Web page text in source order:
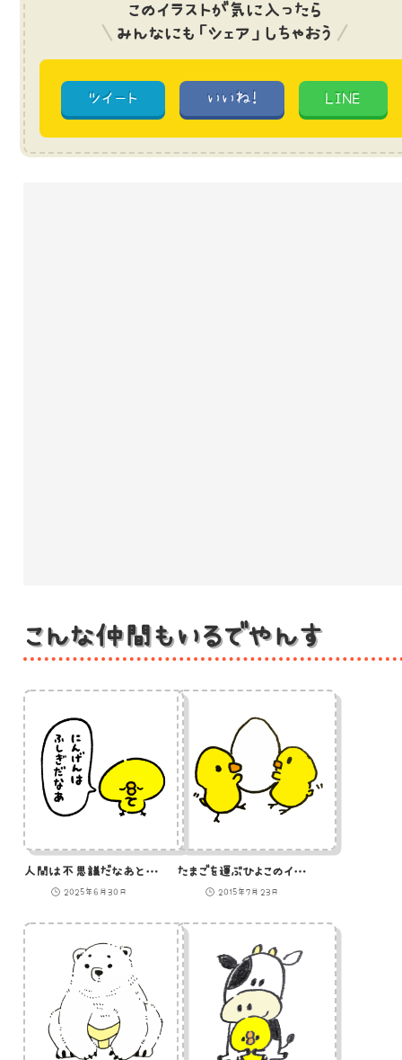
このイラストが気に入ったら
みんなにも「シェア」しちゃおう
ツイート いいね! LINE
こんな仲間もいるでやんす
人間は不思議だなあと実感するひよこ
2025年6月30日
たまごを運ぶひよこのイラスト
2015年7月23日